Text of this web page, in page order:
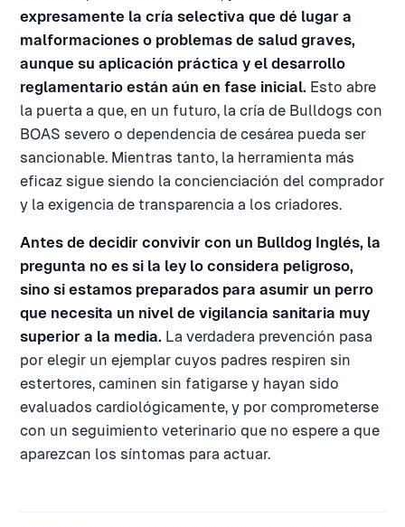
expresamente la cría selectiva que dé lugar a
malformaciones o problemas de salud graves,
aunque su aplicación práctica y el desarrollo
reglamentario están aún en fase inicial. Esto abre
la puerta a que, en un futuro, la cría de Bulldogs con
BOAS severo o dependencia de cesárea pueda ser
sancionable. Mientras tanto, la herramienta más
eficaz sigue siendo la concienciación del comprador
y la exigencia de transparencia a los criadores.
Antes de decidir convivir con un Bulldog Inglés, la
pregunta no es si la ley lo considera peligroso,
sino si estamos preparados para asumir un perro
que necesita un nivel de vigilancia sanitaria muy
superior a la media. La verdadera prevención pasa
por elegir un ejemplar cuyos padres respiren sin
estertores, caminen sin fatigarse y hayan sido
evaluados cardiológicamente, y por comprometerse
con un seguimiento veterinario que no espere a que
aparezcan los síntomas para actuar.